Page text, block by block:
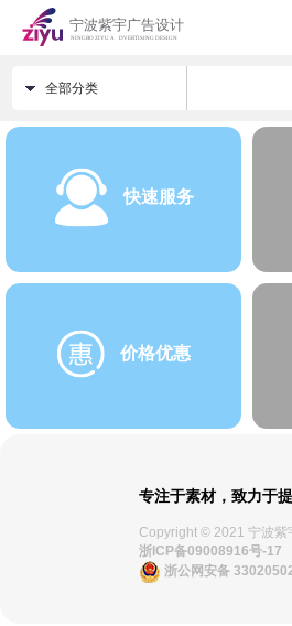
全部分类
快速服务
价格优惠
专注于素材，致力于
Copyright © 2021 宁波紫
浙ICP备09008916号-17
浙公网安备